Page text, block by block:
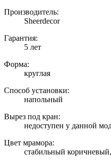
Производитель:
Sheerdecor
Гарантия:
5 лет
Форма:
круглая
Способ установки:
напольный
Вырез под кран:
недоступен у данной
Цвет мрамора:
стабильный